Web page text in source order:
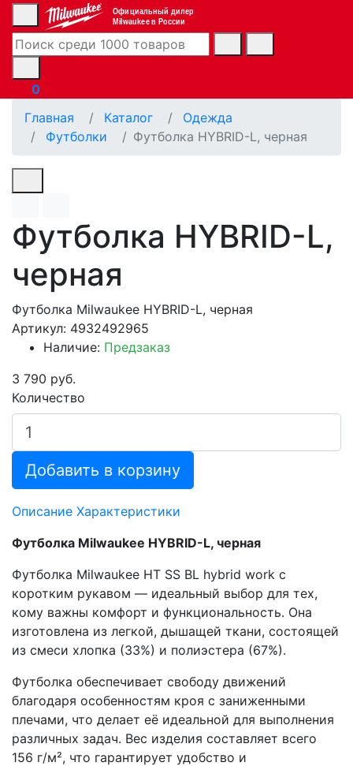
Официальный дилер
Milwaukee в России
0
Главная
Каталог
Одежда
Футболки
Футболка HYBRID-L, черная
Футболка HYBRID-L,
черная
Футболка Milwaukee HYBRID-L, черная
Артикул: 4932492965
Наличие: Предзаказ
3 790 руб.
Количество
Добавить в корзину
Описание Характеристики
Футболка Milwaukee HYBRID-L, черная
Футболка Milwaukee HT SS BL hybrid work с
коротким рукавом — идеальный выбор для тех,
кому важны комфорт и функциональность. Она
изготовлена из легкой, дышащей ткани, состоящей
из смеси хлопка (33%) и полиэстера (67%).
Футболка обеспечивает свободу движений
благодаря особенностям кроя с заниженными
плечами, что делает её идеальной для выполнения
различных задач. Вес изделия составляет всего
156 г/м², что гарантирует удобство и